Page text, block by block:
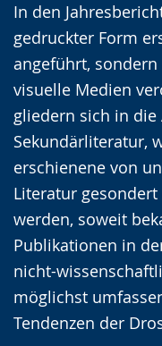
In den
gedruckter Form
angeführt,
visuelle Medien
gliedern sich in
Sekundärliteratur,
erschienene von
Literatur
werden, soweit
Publikationen in
nicht-
möglichst
Tendenzen der
L
e
i
c
h
t
e
n
S
p
r
a
c
i
v
i
e
r
e
A
u
d
i
o
-
U
V
i
d
e
o
i
n
D
e
u
t
s
c